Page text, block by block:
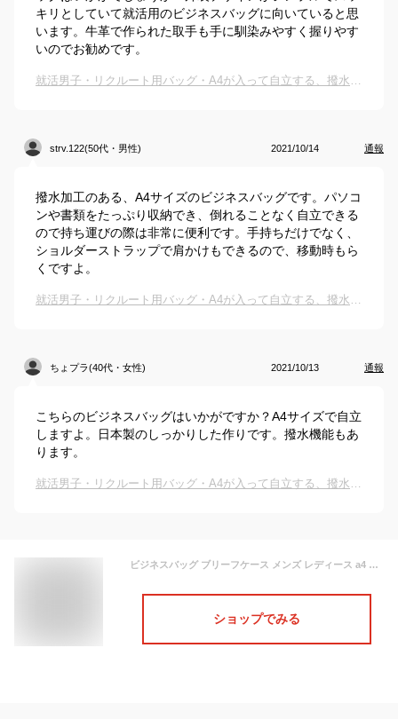
キリとしていて就活用のビジネスバッグに向いていると思
います。牛革で作られた取手も手に馴染みやすく握りやす
いのでお勧めです。
就活男子・リクルート用バッグ・A4が入って自立する、撥水防水メンズビジネスバッグのおすすめは？
strv.122(50代・男性) 2021/10/14 通報
撥水加工のある、A4サイズのビジネスバッグです。パソコ
ンや書類をたっぷり収納でき、倒れることなく自立できる
ので持ち運びの際は非常に便利です。手持ちだけでなく、
ショルダーストラップで肩かけもできるので、移動時もら
くですよ。
就活男子・リクルート用バッグ・A4が入って自立する、撥水防水メンズビジネスバッグのおすすめは？
ちょプラ(40代・女性) 2021/10/13 通報
こちらのビジネスバッグはいかがですか？A4サイズで自立
しますよ。日本製のしっかりした作りです。撥水機能もあ
ります。
就活男子・リクルート用バッグ・A4が入って自立する、撥水防水メンズビジネスバッグのおすすめは？
ビジネスバッグ ブリーフケース メンズ レディース a4 軽量 撥水 日本製 豊岡製 ブランド J.C HAMILTON 22332 自立式 大開き 三方開き 出張 図面 作品 通勤 通学 就活 鞄倶楽部
ショップでみる